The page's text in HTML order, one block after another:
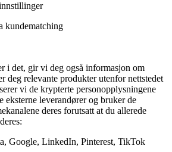
kundematching
i det, gir vi deg også informasjon om
deg relevante produkter utenfor nettstedet
vi de krypterte personopplysningene
eksterne leverandører og bruker de
deres forutsatt at du allerede
Google, LinkedIn, Pinterest, TikTok